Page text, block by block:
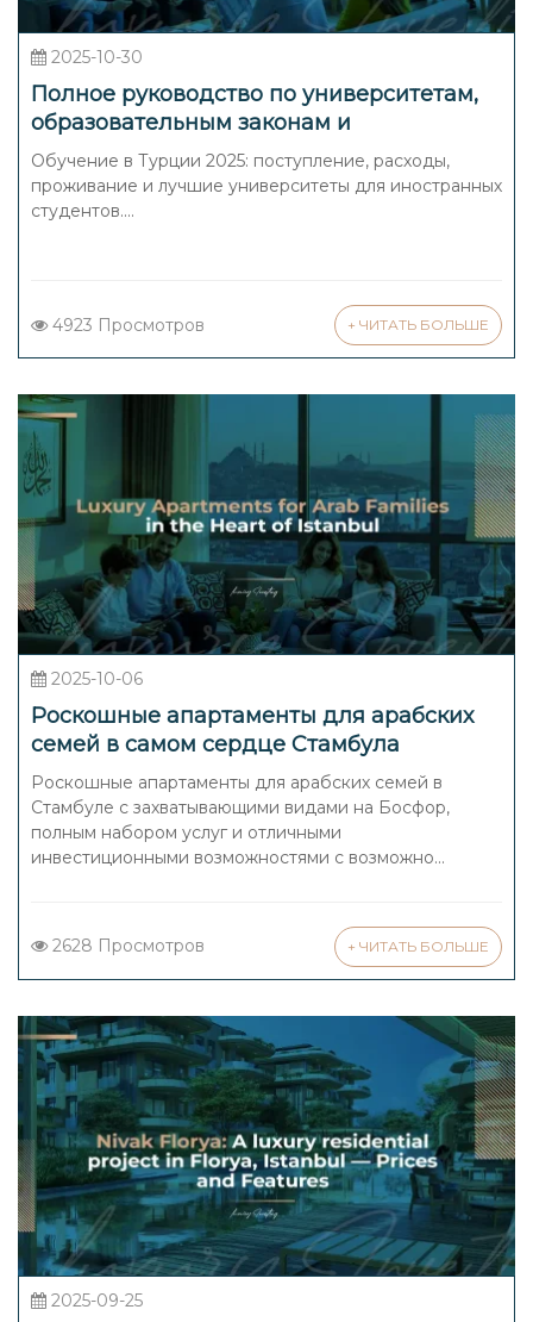
2025-10-30
Полное руководство по университетам,
образовательным законам и
поступлению иностранных студентов в
Турции в 2025 году
Обучение в Турции 2025: поступление, расходы,
проживание и лучшие университеты для иностранных
студентов....
4923 Просмотров + ЧИТАТЬ БОЛЬШЕ
2025-10-06
Роскошные апартаменты для арабских
семей в самом сердце Стамбула
Роскошные апартаменты для арабских семей в
Стамбуле с захватывающими видами на Босфор,
полным набором услуг и отличными
инвестиционными возможностями с возможно...
2628 Просмотров + ЧИТАТЬ БОЛЬШЕ
2025-09-25